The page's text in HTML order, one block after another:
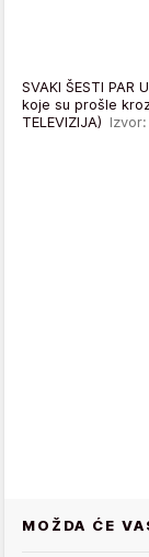
SVAKI ŠESTI PAR
koje su prošle
TELEVIZIJA)
MOŽDA ĆE